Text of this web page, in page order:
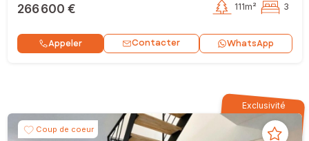
266 600 € 111m² 3
Appeler Contacter WhatsApp
Exclusivité
Coup de coeur